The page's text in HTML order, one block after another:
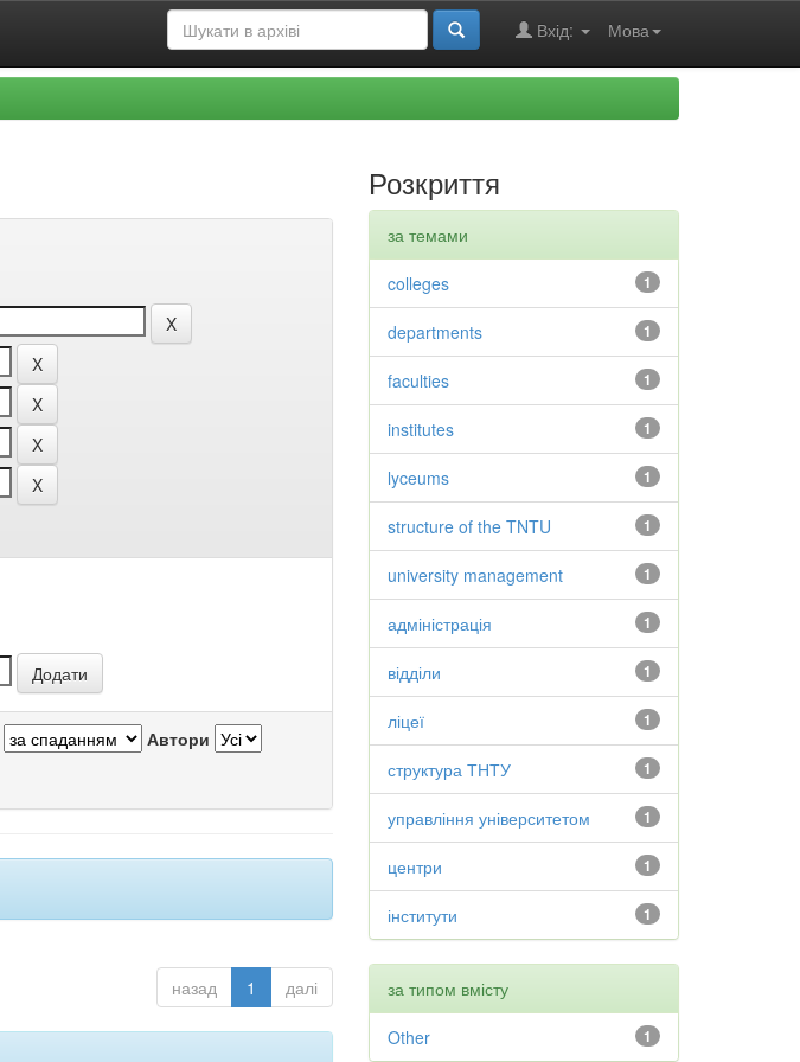
Мова
Вхід:
Автори
назад 1 далі
Розкриття
за темами
1
colleges
1
departments
1
faculties
1
institutes
1
lyceums
1
structure of the TNTU
1
university management
1
адміністрація
1
відділи
1
ліцеї
1
структура ТНТУ
1
управління університетом
1
центри
1
інститути
за типом вмісту
1
Other